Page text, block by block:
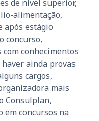
de nível superior,
alimentação,
após estágio
concurso,
conhecimentos
ainda provas
cargos,
mais
Consulplan,
em concursos na